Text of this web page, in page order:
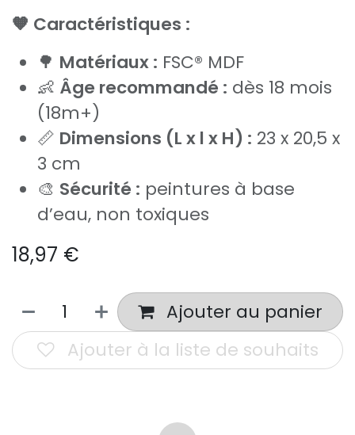
🧡 Caractéristiques :
🌳 Matériaux : FSC® MDF
👶 Âge recommandé : dès 18 mois
(18m+)
📏 Dimensions (L x l x H) : 23 x 20,5 x
3 cm
🎨 Sécurité : peintures à base
d’eau, non toxiques
18,97 €
Ajouter au panier
Ajouter à la liste de souhaits